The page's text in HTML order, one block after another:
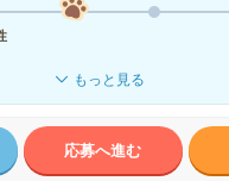
もっと見る
応募へ進む